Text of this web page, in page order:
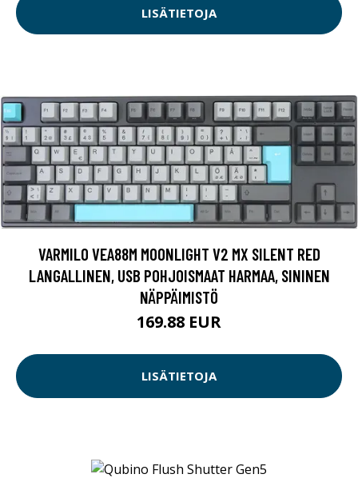
LISÄTIETOJA
VARMILO VEA88M MOONLIGHT V2 MX SILENT RED
LANGALLINEN, USB POHJOISMAAT HARMAA, SININEN
NÄPPÄIMISTÖ
169.88 EUR
LISÄTIETOJA